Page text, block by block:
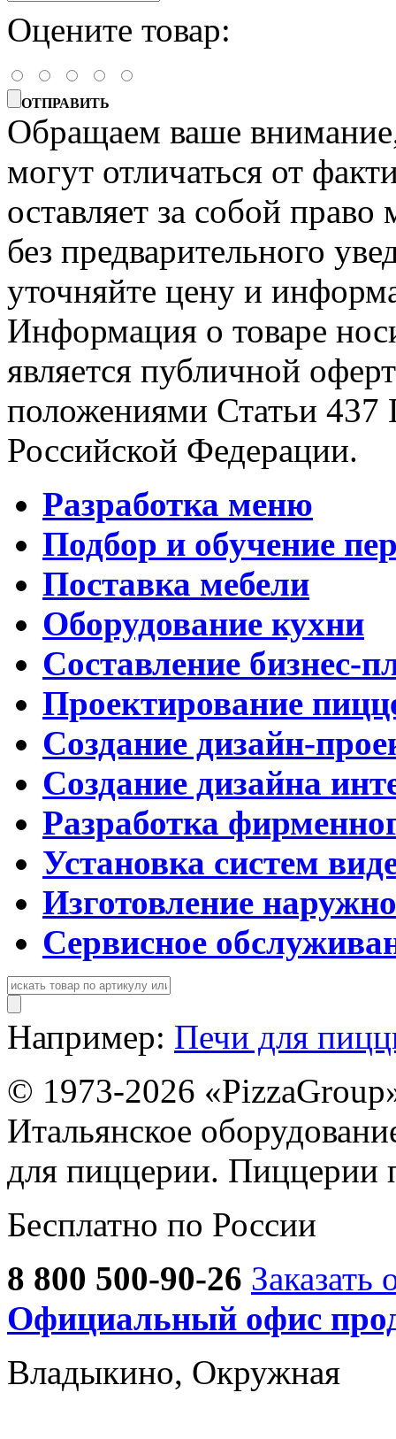
Оцените товар:
ОТПРАВИТЬ
Обращаем ваше
могут отличаться от
оставляет за собой право
без предварительного
уточняйте цену и
Информация о товаре
является публичной
положениями Статьи 437
Российской Федерации.
Разработка меню
Подбор и обучение
Поставка мебели
Оборудование кухни
Составление бизнес-
Проектирование
Создание дизайн-
Создание дизайна
Разработка
Установка систем
Изготовление
Сервисное
Например: Печи для
© 1973-2026
Итальянское
для пиццерии. Пиццерии
Бесплатно по России
8 800 500-90-26 Заказать
Официальный офис
Владыкино, Окружная